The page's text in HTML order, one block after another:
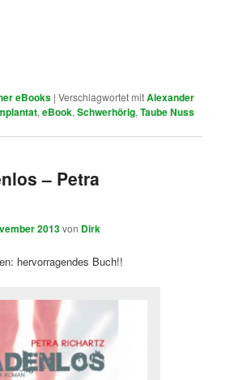
eBooks |Verschlagwortet mitAlexander
,eBook,Schwerhörig,Taube Nuss
– Petra
2013von Dirk
hervorragendes Buch!!